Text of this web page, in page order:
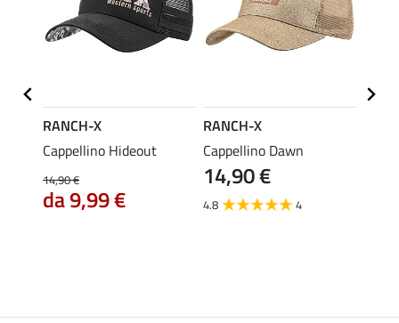
RANCH-X
Cappellino Hideout
14,90 €
da 9,99 €
RANCH-X
Cappellino Dawn
14,90 €
4.8 4